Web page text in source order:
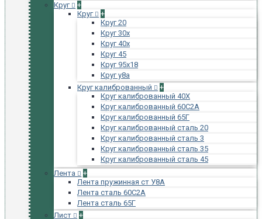
Круг
+
Круг
+
Круг 20
Круг 30х
Круг 40х
Круг 45
Круг 95х18
Круг у8а
Круг калиброванный
+
Круг калиброванный 40Х
Круг калиброванный 60С2А
Круг калиброванный 65Г
Круг калиброванный сталь 20
Круг калиброванный сталь 3
Круг калиброванный сталь 35
Круг калиброванный сталь 45
Лента
+
Лента пружинная ст У8А
Лента сталь 60С2А
Лента сталь 65Г
Лист
+